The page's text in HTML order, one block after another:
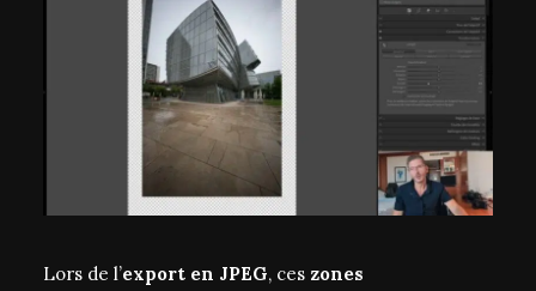
Lors de l’export en JPEG, ces zones